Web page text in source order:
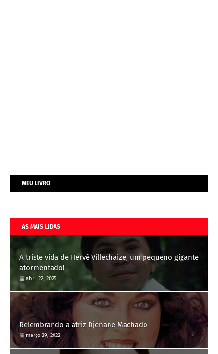
MEU LIVRO
AS MAIS LIDAS
A triste vida de Hervé Villechaize, um pequeno gigante
atormentado!
abril 22, 2025
Relembrando a atriz Djenane Machado
março 29, 2022